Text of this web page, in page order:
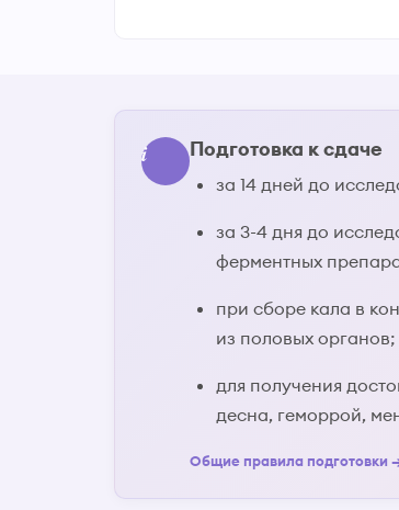
Подготовка к сдаче
за 14 дней до
за 3-4 дня до
ферментных
при сборе кала в
из половых органов;
для получения
десна, геморрой,
Общие правила подготовки